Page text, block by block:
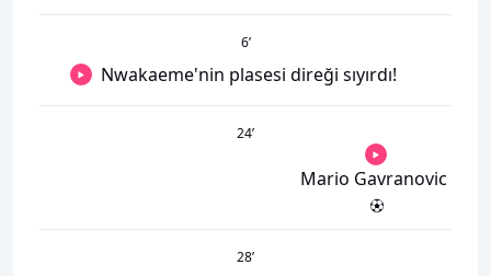
6’
Nwakaeme'nin plasesi direği sıyırdı!
24’
Mario Gavranovic
28’